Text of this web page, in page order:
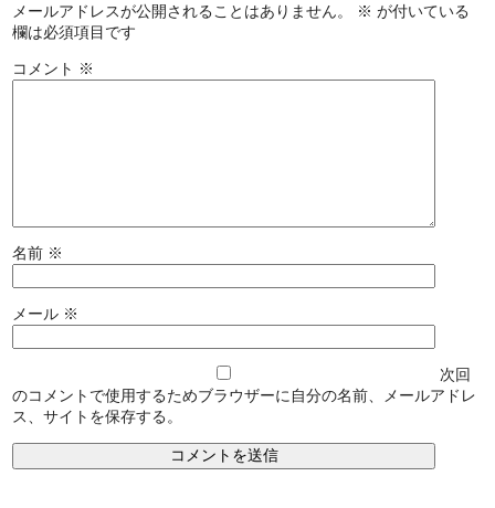
メールアドレスが公開されることはありません。 ※ が付いている
欄は必須項目です
コメント ※
名前 ※
メール ※
次回
のコメントで使用するためブラウザーに自分の名前、メールアドレ
ス、サイトを保存する。